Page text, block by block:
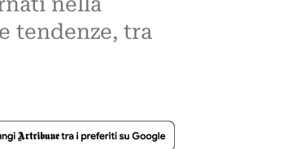
tendenze, tra